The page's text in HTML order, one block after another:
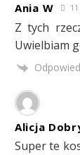
Ania W
Z tych
Uwielbiam
Alicja
Super te